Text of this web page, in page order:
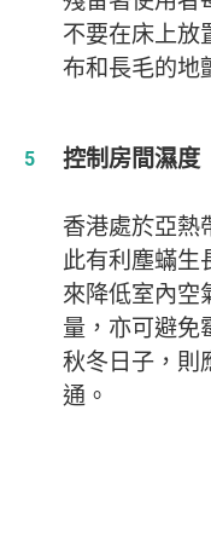
不要在床上放
布和長毛的地
控制房間濕度
香港處於亞熱
此有利塵蟎生
來降低室內空
量，亦可避免
秋冬日子，則
通。